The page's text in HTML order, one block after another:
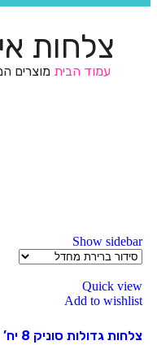
צלחות
עמוד הביתמוצרים
Show sidebar
Quick view
Add to wishlist
צלחות גדולות סוניק 8 יח’